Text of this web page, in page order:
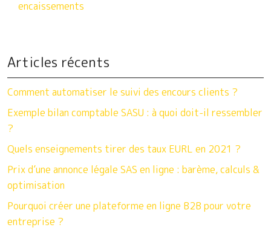
encaissements
Articles récents
Comment automatiser le suivi des encours clients ?
Exemple bilan comptable SASU : à quoi doit-il ressembler
?
Quels enseignements tirer des taux EURL en 2021 ?
Prix d’une annonce légale SAS en ligne : barème, calculs &
optimisation
Pourquoi créer une plateforme en ligne B2B pour votre
entreprise ?